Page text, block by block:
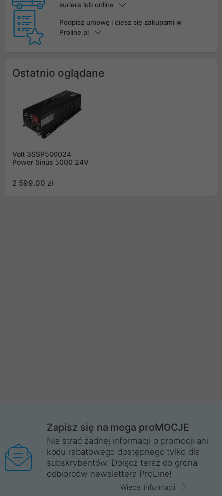
kuriera lub online
Podpisz umowę i ciesz się zakupami w
Proline.pl
Ostatnio oglądane
Volt 3SSP500024
Power Sinus 5000 24V
2 599,00 zł
Zapisz się na mega proMOCJE
Nie strać żadnej informacji o promocji ani
kodu rabatowego dostępnego tylko dla
subskrybentów. Dołącz teraz do grona
odbiorców newslettera ProLine!
Więcej informacji